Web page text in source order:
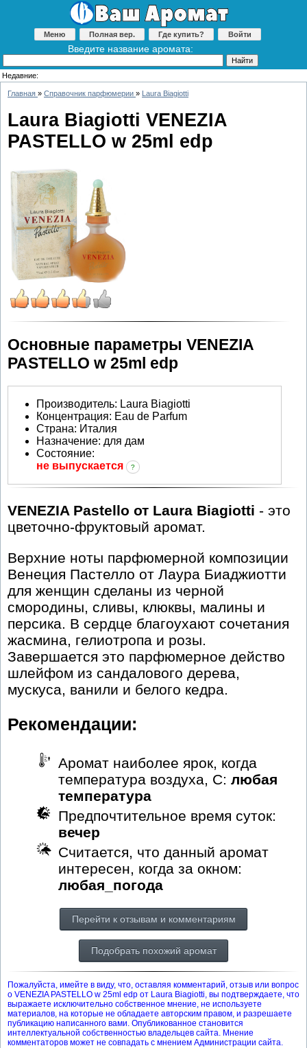
Меню Полная вер. Где купить? Войти
Введите название аромата:
Недавние:
Главная » Справочник парфюмерии » Laura Biagiotti
Laura Biagiotti VENEZIA
PASTELLO w 25ml edp
Основные параметры VENEZIA
PASTELLO w 25ml edp
Производитель: Laura Biagiotti
Концентрация: Eau de Parfum
Страна: Италия
Назначение: для дам
Состояние:
не выпускается
?
VENEZIA Pastello от Laura Biagiotti - это
цветочно-фруктовый аромат.
Верхние ноты парфюмерной композиции
Венеция Пастелло от Лаура Биаджиотти
для женщин сделаны из черной
смородины, сливы, клюквы, малины и
персика. В сердце благоухают сочетания
жасмина, гелиотропа и розы.
Завершается это парфюмерное действо
шлейфом из сандалового дерева,
мускуса, ванили и белого кедра.
Рекомендации:
Аромат наиболее ярок, когда
температура воздуха, С: любая
температура
Предпочтительное время суток:
вечер
Считается, что данный аромат
интересен, когда за окном:
любая_погода
Перейти к отзывам и комментариям
Подобрать похожий аромат
Пожалуйста, имейте в виду, что, оставляя комментарий, отзыв или вопрос
о VENEZIA PASTELLO w 25ml edp от Laura Biagiotti, вы подтверждаете, что
выражаете исключительно собственное мнение, не используете
материалов, на которые не обладаете авторским правом, и разрешаете
публикацию написанного вами. Опубликованное становится
интеллектуальной собственностью владельцев сайта. Мнение
комментаторов может не совпадать с мнением Администрации сайта.